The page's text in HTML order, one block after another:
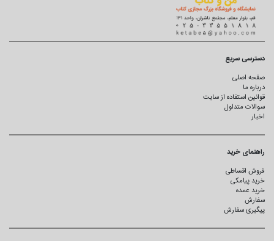
دسترسی سریع
صفحه اصلی
درباره ما
قوانین استفاده از سایت
سوالات متداول
اخبار
راهنمای خرید
فروش اقساطی
خرید پیامکی
خرید عمده
سفارش
پیگیری سفارش